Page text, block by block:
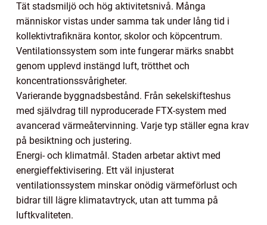
Tät stadsmiljö och hög aktivitetsnivå. Många
människor vistas under samma tak under lång tid i
kollektivtrafiknära kontor, skolor och köpcentrum.
Ventilationssystem som inte fungerar märks snabbt
genom upplevd instängd luft, trötthet och
koncentrationssvårigheter.
Varierande byggnadsbestånd. Från sekelskifteshus
med självdrag till nyproducerade FTX-system med
avancerad värmeåtervinning. Varje typ ställer egna krav
på besiktning och justering.
Energi- och klimatmål. Staden arbetar aktivt med
energieffektivisering. Ett väl injusterat
ventilationssystem minskar onödig värmeförlust och
bidrar till lägre klimatavtryck, utan att tumma på
luftkvaliteten.